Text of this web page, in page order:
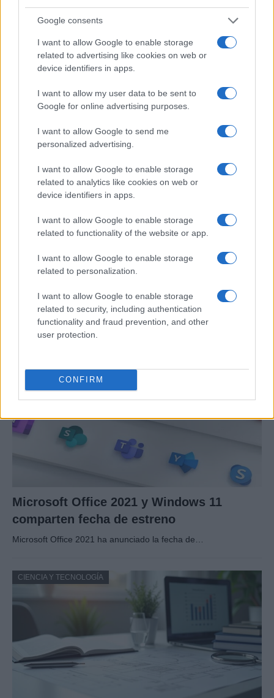
Google consents
I want to allow Google to enable storage
related to advertising like cookies on web or
device identifiers in apps.
I want to allow my user data to be sent to
Google for online advertising purposes.
I want to allow Google to send me
personalized advertising.
I want to allow Google to enable storage
related to analytics like cookies on web or
device identifiers in apps.
I want to allow Google to enable storage
related to functionality of the website or app.
I want to allow Google to enable storage
related to personalization.
I want to allow Google to enable storage
related to security, including authentication
functionality and fraud prevention, and other
user protection.
CONFIRM
Un hombre compra el primer mensaje
SMS de la historia por 107.000 euros
Un canadiense compra el primer mensaje de texto…
CIENCIA Y TECNOLOGÍA
Preview: Marvel Super Hero Squad, más
superhéroes para Nintendo Wii
Los fans de Nintendo Wii y los superhéroes…
Microsoft Office 2021 y Windows 11
comparten fecha de estreno
Microsoft Office 2021 ha anunciado la fecha de…
CIENCIA Y TECNOLOGÍA